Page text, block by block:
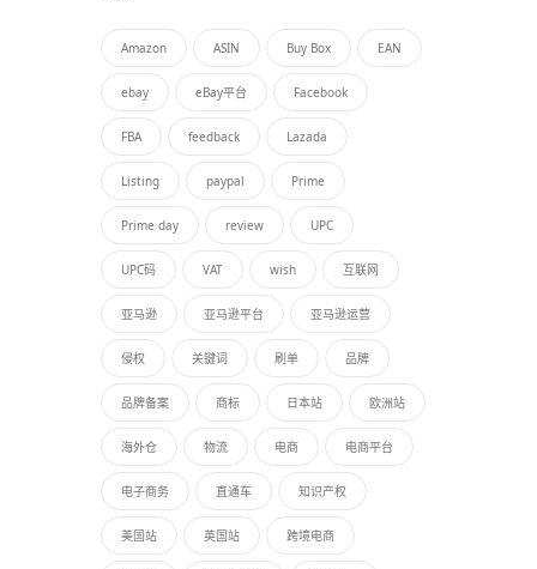
Amazon ASIN Buy Box EAN
ebay eBay平台 Facebook
FBA feedback Lazada
Listing paypal Prime
Prime day review UPC
UPC码 VAT wish 互联网
亚马逊 亚马逊平台 亚马逊运营
侵权 关键词 刷单 品牌
品牌备案 商标 日本站 欧洲站
海外仓 物流 电商 电商平台
电子商务 直通车 知识产权
美国站 英国站 跨境电商